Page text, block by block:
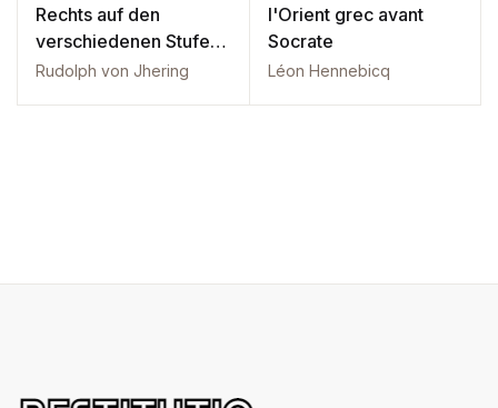
Rechts auf den
verschiedenen Stufen:
Vol 2 Part 2
Rudolph von Jhering
l'Orient grec avant
Socrate
Léon Hennebicq